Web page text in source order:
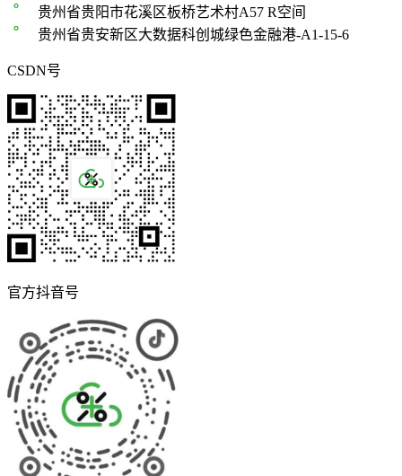
贵州省贵阳市花溪区板桥艺术村A57 R空间
贵州省贵安新区大数据科创城绿色金融港-A1-15-6
CSDN号
官方抖音号